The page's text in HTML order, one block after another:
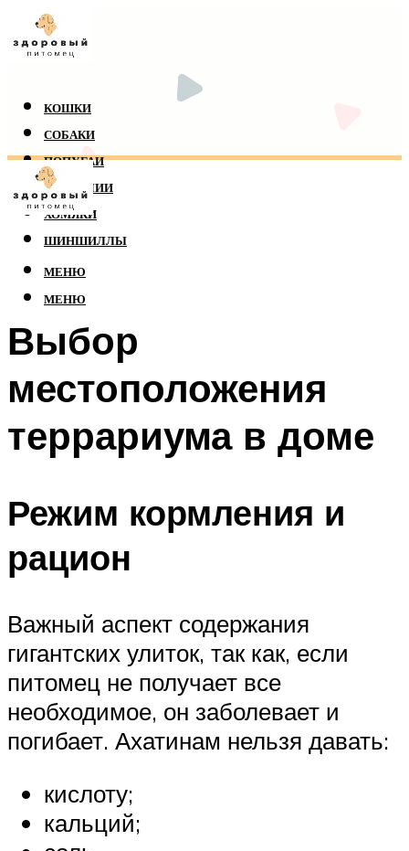
КОШКИ
СОБАКИ
ПОПУГАИ
РЕПТИЛИИ
ХОМЯКИ
ШИНШИЛЛЫ
МЕНЮ
МЕНЮ
Выбор
местоположения
террариума в доме
Режим кормления и
рацион
Важный аспект содержания
гигантских улиток, так как, если
питомец не получает все
необходимое, он заболевает и
погибает. Ахатинам нельзя давать:
кислоту;
кальций;